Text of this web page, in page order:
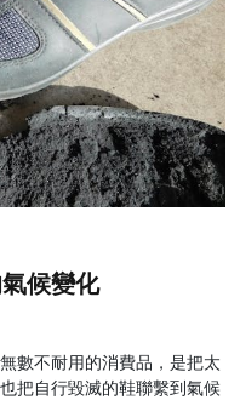
候變化
數不耐用的消費品，是把太
把自行毀滅的鞋聯繫到氣候